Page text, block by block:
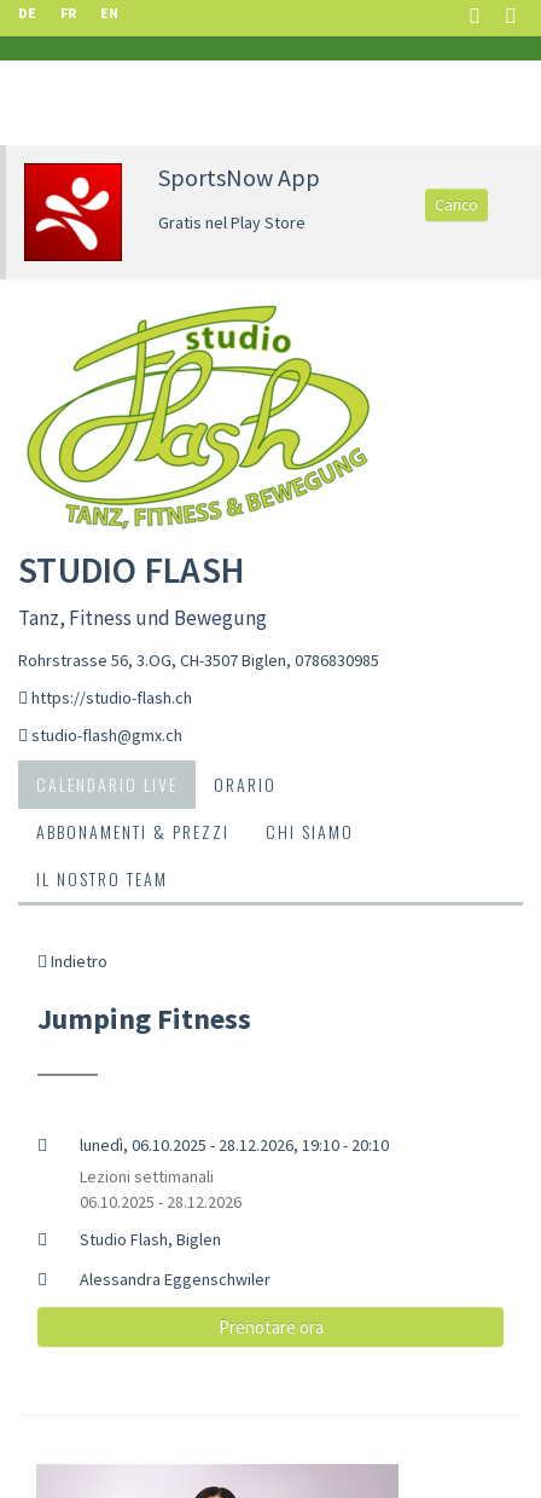
DE FR EN
SportsNow App
Gratis nel Play Store
Carico
STUDIO FLASH
Tanz, Fitness und Bewegung
Rohrstrasse 56, 3.OG, CH-3507 Biglen, 0786830985
https://studio-flash.ch
studio-flash@gmx.ch
CALENDARIO LIVE
ORARIO
ABBONAMENTI & PREZZI
CHI SIAMO
IL NOSTRO TEAM
Indietro
Jumping Fitness
lunedì, 06.10.2025 - 28.12.2026, 19:10 - 20:10
Lezioni settimanali
06.10.2025 - 28.12.2026
Studio Flash, Biglen
Alessandra Eggenschwiler
Prenotare ora